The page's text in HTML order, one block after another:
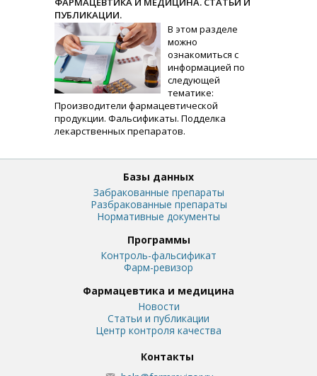
ПУБЛИКАЦИИ.
В этом разделе
можно
ознакомиться с
информацией по
следующей
тематике:
Производители фармацевтической
продукции. Фальсификаты. Подделка
лекарственных препаратов.
Базы данных
Забракованные препараты
Разбракованные препараты
Нормативные документы
Программы
Контроль-фальсификат
Фарм-ревизор
Фармацевтика и медицина
Новости
Статьи и публикации
Центр контроля качества
Контакты